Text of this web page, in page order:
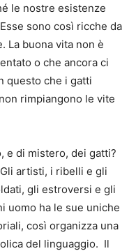
le nostre esistenze
sono così ricche da
La buona vita non è
o che ancora ci
questo che i gatti
rimpiangono le vite
e di mistero, dei gatti?
artisti, i ribelli e gli
gli estroversi e gli
uomo ha le sue uniche
così organizza una
del linguaggio. Il